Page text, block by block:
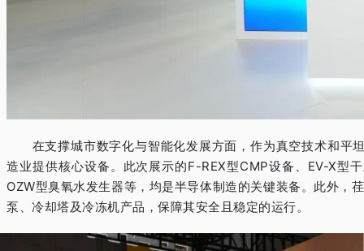
在支撑城市数字化与智能化发展方面，作为真空技术和平
造业提供核心设备。此次展示的F-REX型CMP设备、 EV-X型
OZW型臭氧水发生器等，均是半导体制造的关键装备。此外，
泵、冷却塔及冷冻机产品，保障其安全且稳定的运行。